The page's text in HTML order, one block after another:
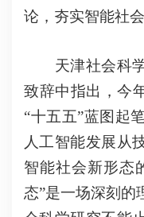
论，夯实智能社
天津社会科学
致辞中指出，今
“十五五”蓝图起
人工智能发展从
智能社会新形态
态”是一场深刻的